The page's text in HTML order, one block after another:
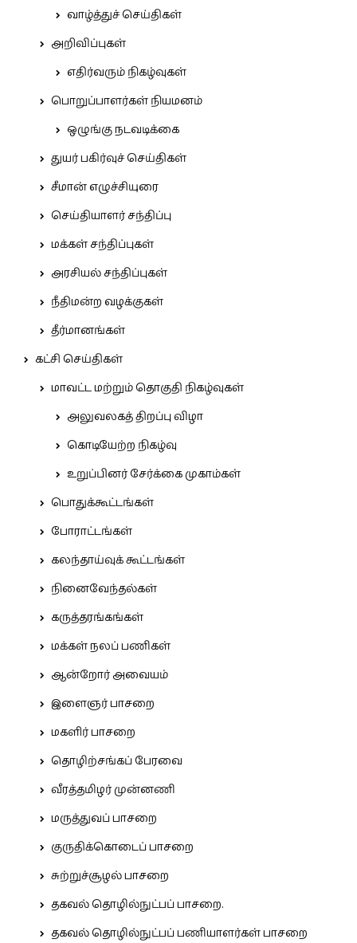
வாழ்த்துச் செய்திகள்
அறிவிப்புகள்
எதிர்வரும் நிகழ்வுகள்
பொறுப்பாளர்கள் நியமனம்
ஒழுங்கு நடவடிக்கை
துயர் பகிர்வுச் செய்திகள்
சீமான் எழுச்சியுரை
செய்தியாளர் சந்திப்பு
மக்கள் சந்திப்புகள்
அரசியல் சந்திப்புகள்
நீதிமன்ற வழக்குகள்
தீர்மானங்கள்
கட்சி செய்திகள்
மாவட்ட மற்றும் தொகுதி நிகழ்வுகள்
அலுவலகத் திறப்பு விழா
கொடியேற்ற நிகழ்வு
உறுப்பினர் சேர்க்கை முகாம்கள்
பொதுக்கூட்டங்கள்
போராட்டங்கள்
கலந்தாய்வுக் கூட்டங்கள்
நினைவேந்தல்கள்
கருத்தரங்கங்கள்
மக்கள் நலப் பணிகள்
ஆன்றோர் அவையம்
இளைஞர் பாசறை
மகளிர் பாசறை
தொழிற்சங்கப் பேரவை
வீரத்தமிழர் முன்னணி
மருத்துவப் பாசறை
குருதிக்கொடைப் பாசறை
சுற்றுச்சூழல் பாசறை
தகவல் தொழில்நுட்பப் பாசறை.
தகவல் தொழில்நுட்பப் பணியாளர்கள் பாசறை